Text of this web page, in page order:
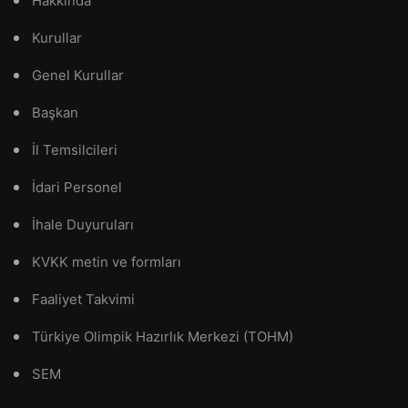
Kurullar
Genel Kurullar
Başkan
İl Temsilcileri
İdari Personel
İhale Duyuruları
KVKK metin ve formları
Faaliyet Takvimi
Türkiye Olimpik Hazırlık Merkezi (TOHM)
SEM